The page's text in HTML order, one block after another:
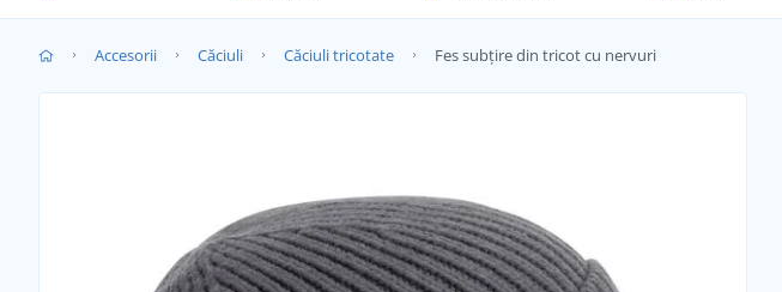
Accesorii Căciuli Căciuli tricotate Fes subțire din tricot cu nervuri